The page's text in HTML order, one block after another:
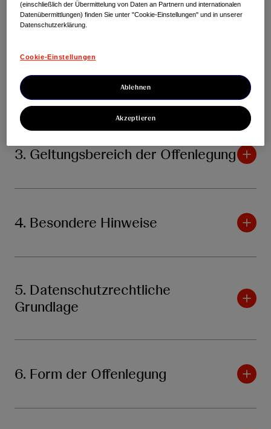
1. Einleitung
2. Definitionen
3. Geltungsbereich der Offenlegung
4. Besondere Hinweise
5. Datenschutzrechtliche
Grundlage
6. Form der Offenlegung
(einschließlich der Übermittelung von Daten an Partnern und internationalen
Datenübermittlungen) finden Sie unter "Cookie-Einstellungen" und in unserer
Datenschutzerklärung.
Cookie-Einstellungen
Ablehnen
Akzeptieren